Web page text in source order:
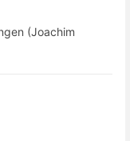
(Joachim